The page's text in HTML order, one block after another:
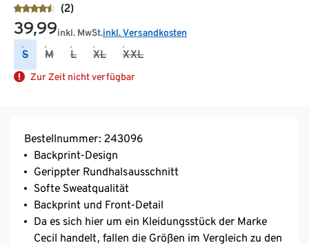
(2)
39,99inkl. MwSt.inkl. Versandkosten
S M L XL XXL
Zur Zeit nicht verfügbar
Bestellnummer: 243096
Backprint-Design
Gerippter Rundhalsausschnitt
Softe Sweatqualität
Backprint und Front-Detail
Da es sich hier um ein Kleidungsstück der Marke
Cecil handelt, fallen die Größen im Vergleich zu den